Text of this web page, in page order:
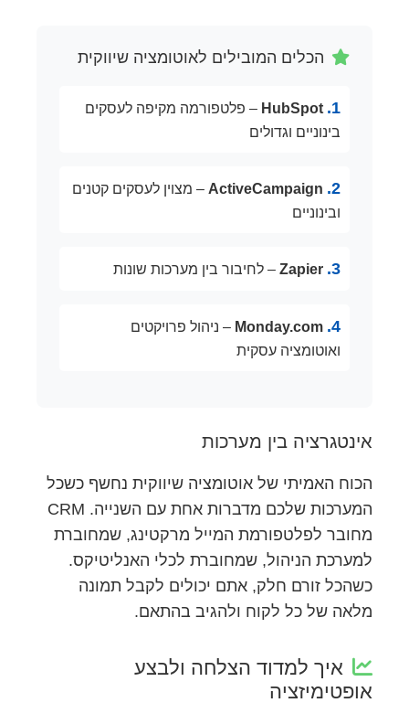
הכלים המובילים לאוטומציה שיווקית
1.
HubSpot – פלטפורמה מקיפה לעסקים
בינוניים וגדולים
2.
ActiveCampaign – מצוין לעסקים קטנים
ובינוניים
3.
Zapier – לחיבור בין מערכות שונות
4.
Monday.com – ניהול פרויקטים
ואוטומציה עסקית
אינטגרציה בין מערכות
הכוח האמיתי של אוטומציה שיווקית נחשף כשכל
המערכות שלכם מדברות אחת עם השנייה. CRM
מחובר לפלטפורמת המייל מרקטינג, שמחוברת
למערכת הניהול, שמחוברת לכלי האנליטיקס.
כשהכל זורם חלק, אתם יכולים לקבל תמונה
מלאה של כל לקוח ולהגיב בהתאם.
איך למדוד הצלחה ולבצע
אופטימיזציה